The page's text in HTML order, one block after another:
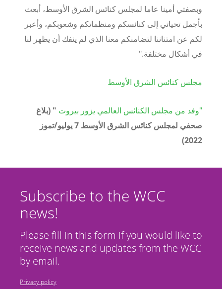
وبصفتي أمينا عاما لمجلس كنائس الشرق الأوسط، أبعث
بأجمل تحياتي إلى كنائسكم ومنظماتكم وشعوبكم، وأعبر
لكم عن امتناننا لتضامنكم معنا الذي لم ينفك أن يظهر لنا
في أشكال مختلفة."
مجلس كنائس الشرق الأوسط
"وفد من مجلس الكنائس العالمي يزور بيروت " (بلاغ
صحفي لمجلس كنائس الشرق الأوسط 7 يوليو/تموز
2022)
Subscribe to the WCC
news!
Please fill in this form if you would like to
receive news and updates from the WCC
by email.
Privacy policy